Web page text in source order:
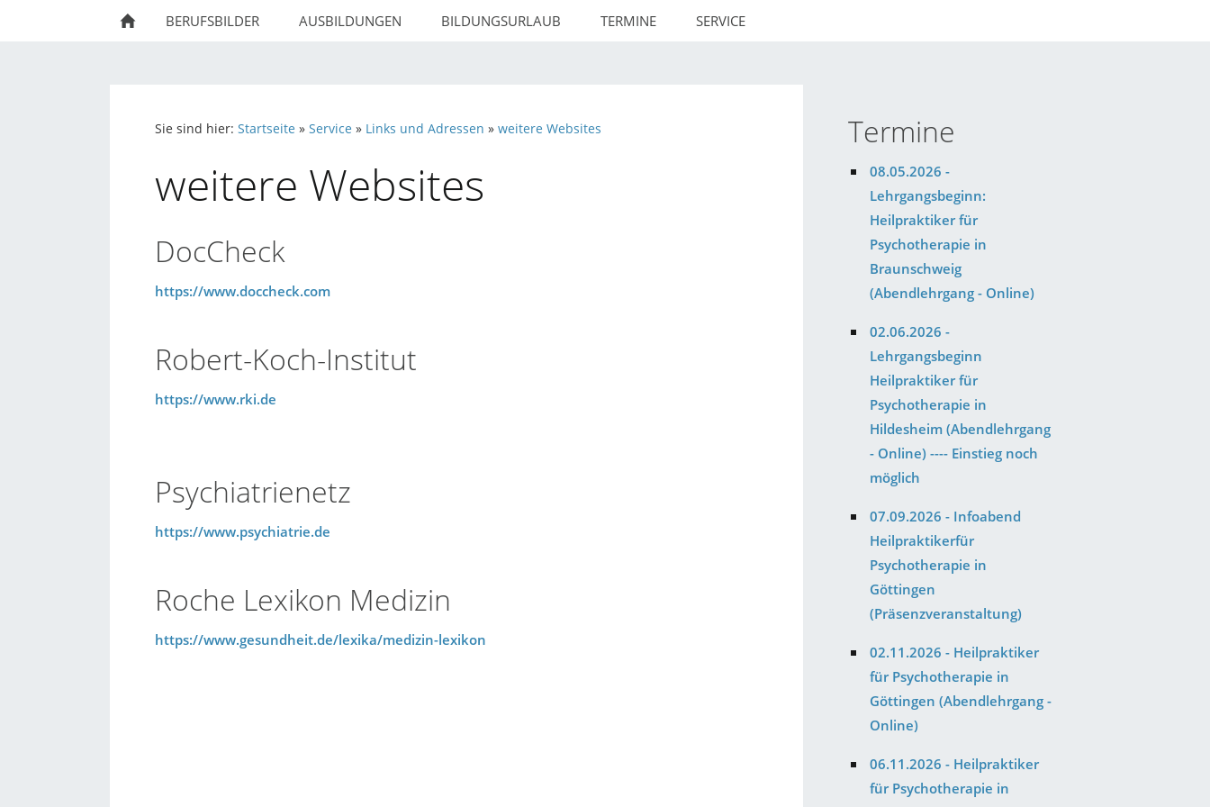
BERUFSBILDER AUSBILDUNGEN BILDUNGSURLAUB TERMINE SERVICE
Sie sind hier: Startseite » Service » Links und Adressen » weitere Websites
weitere Websites
DocCheck
https://www.doccheck.com
Robert-Koch-Institut
https://www.rki.de
Psychiatrienetz
https://www.psychiatrie.de
Roche Lexikon Medizin
https://www.gesundheit.de/lexika/medizin-lexikon
Termine
08.05.2026 -
Lehrgangsbeginn:
Heilpraktiker für
Psychotherapie in
Braunschweig
(Abendlehrgang - Online)
02.06.2026 -
Lehrgangsbeginn
Heilpraktiker für
Psychotherapie in
Hildesheim (Abendlehrgang
- Online) ---- Einstieg noch
möglich
07.09.2026 - Infoabend
Heilpraktikerfür
Psychotherapie in
Göttingen
(Präsenzveranstaltung)
02.11.2026 - Heilpraktiker
für Psychotherapie in
Göttingen (Abendlehrgang -
Online)
06.11.2026 - Heilpraktiker
für Psychotherapie in